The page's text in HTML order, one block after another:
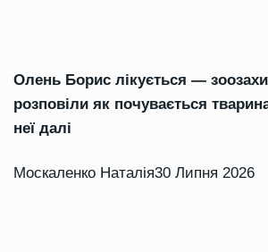
Олень Борис лікується —
розповіли як почувається
неї далі
Москаленко Наталія30 Липня 2026